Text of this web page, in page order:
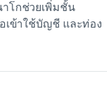
โกช่วยเพิ่มชั้น
เข้าใช้บัญชี และท่อง